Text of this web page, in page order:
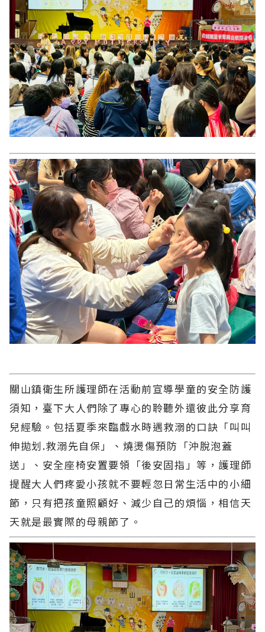
關山鎮衛生所護理師在活動前宣導學童的安全防護
須知，臺下大人們除了專心的聆聽外還彼此分享育
兒經驗。包括夏季來臨戲水時遇救溺的口訣「叫叫
伸拋划.救溺先自保」、燒燙傷預防「沖脫泡蓋
送」、安全座椅安置要領「後安固指」等，護理師
提醒大人們疼愛小孩就不要輕忽日常生活中的小細
節，只有把孩童照顧好、減少自己的煩惱，相信天
天就是最實際的母親節了。